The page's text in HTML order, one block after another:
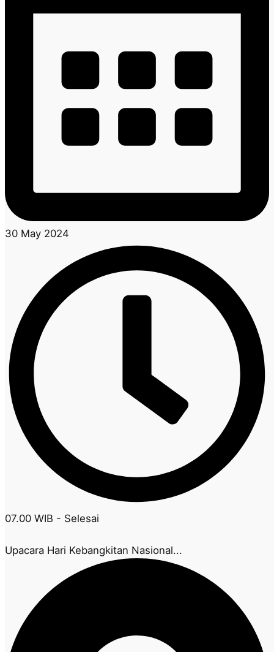
30 May 2024
07.00 WIB - Selesai
Upacara Hari Kebangkitan Nasional...